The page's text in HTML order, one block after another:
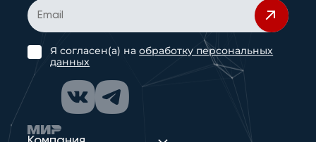
Я согласен(а) наобработку персональных
данных